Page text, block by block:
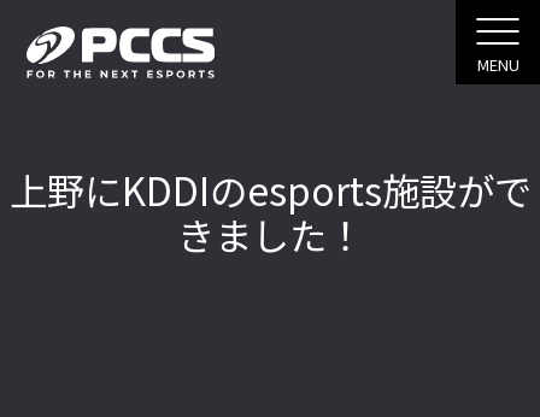
MENU
上野にKDDIのesports施設がで
きました！